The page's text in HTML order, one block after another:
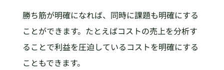
勝ち筋が明確になれば、同時に課題も明確にする
ことができます。たとえばコストの売上を分析す
ることで利益を圧迫しているコストを明確にする
こともできます。